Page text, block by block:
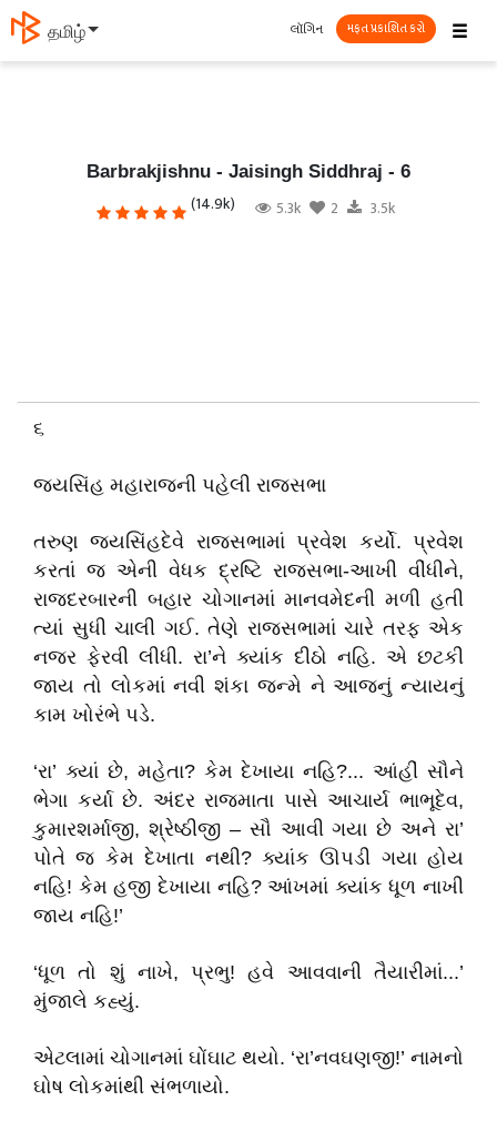
தமிழ் ☰
લૉગિન મફત પ્રકાશિત કરો
Barbrakjishnu - Jaisingh Siddhraj - 6
(14.9k) 5.3k 2 3.5k
૬
જયસિંહ મહારાજની પહેલી રાજસભા
તરુણ જયસિંહદેવે રાજસભામાં પ્રવેશ કર્યો. પ્રવેશ
કરતાં જ એની વેધક દ્રષ્ટિ રાજસભા-આખી વીંધીને,
રાજદરબારની બહાર ચોગાનમાં માનવમેદની મળી હતી
ત્યાં સુધી ચાલી ગઈ. તેણે રાજસભામાં ચારે તરફ એક
નજર ફેરવી લીધી. રા’ને ક્યાંક દીઠો નહિ. એ છટકી
જાય તો લોકમાં નવી શંકા જન્મે ને આજનું ન્યાયનું
કામ ખોરંભે પડે.
‘રા’ ક્યાં છે, મહેતા? કેમ દેખાયા નહિ?... આંહીં સૌને
ભેગા કર્યા છે. અંદર રાજમાતા પાસે આચાર્ય ભાભૂદેવ,
કુમારશર્માજી, શ્રેષ્ઠીજી – સૌ આવી ગયા છે અને રા’
પોતે જ કેમ દેખાતા નથી? ક્યાંક ઊપડી ગયા હોય
નહિ! કેમ હજી દેખાયા નહિ? આંખમાં ક્યાંક ધૂળ નાખી
જાય નહિ!’
‘ધૂળ તો શું નાખે, પ્રભુ! હવે આવવાની તૈયારીમાં...’
મુંજાલે કહ્યું.
એટલામાં ચોગાનમાં ઘોંઘાટ થયો. ‘રા’નવઘણજી!’ નામનો
ઘોષ લોકમાંથી સંભળાયો.